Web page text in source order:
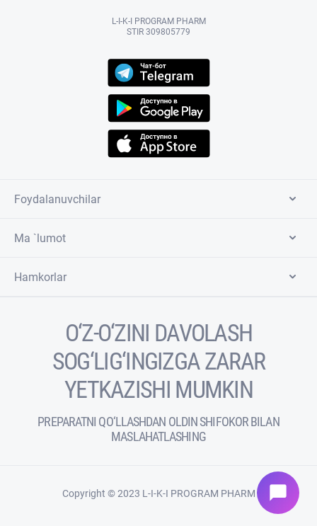
L-I-K-I PROGRAM PHARM
STIR 309805779
Foydalanuvchilar
Ma `lumot
Hamkorlar
O‘Z-O‘ZINI DAVOLASH
SOG‘LIG‘INGIZGA ZARAR
YETKAZISHI MUMKIN
PREPARATNI QO‘LLASHDAN OLDIN SHIFOKOR BILAN
MASLAHATLASHING
Copyright © 2023 L-I-K-I PROGRAM PHARM chat_bubble